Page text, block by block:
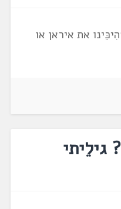
את איראן או
גילֵיתי